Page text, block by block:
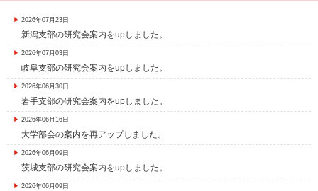
2026年07月23日
新潟支部の研究会案内をupしました。
2026年07月03日
岐阜支部の研究会案内をupしました。
2026年06月30日
岩手支部の研究会案内をupしました。
2026年06月16日
大学部会の案内を再アップしました。
2026年06月09日
茨城支部の研究会案内をupしました。
2026年06月09日